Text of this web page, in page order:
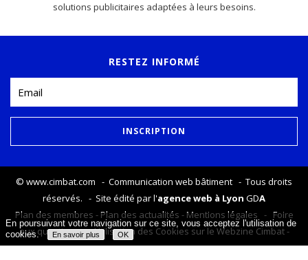
solutions publicitaires adaptées à leurs besoins.
RESTEZ INFORMÉ
© www.cimbat.com - Communication web bâtiment - Tous droits
réservés. - Site édité par l'agence web à Lyon GDA
Plan des membres -Plan des actualités -Mentions légales - Foire
aux questions-Utilisation des Cookies sur le Webzine Cimbat-
En poursuivant votre navigation sur ce site, vous acceptez l'utilisation de
cookies.
En savoir plus OK